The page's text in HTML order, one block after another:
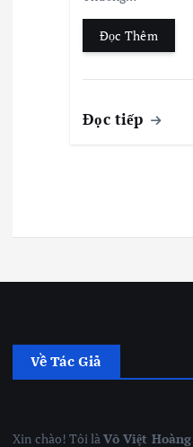
Đọc Thêm
Đọc tiếp
Về Tác Giả
Xin chào! Tôi làVõ Việt Hoàng